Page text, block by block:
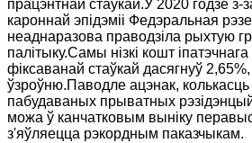
працэнтнай стаўкай.У 2020 годзе з-
кароннай эпідэміі Федэральная
неаднаразова праводзіла рыхтую
палітыку.Самы нізкі кошт
фіксаванай стаўкай дасягнуў 2,65%,
ўзроўню.Паводле ацэнак,
пабудаваных прыватных
можа ў канчатковым выніку
з'яўляецца рэкордным паказчыкам.